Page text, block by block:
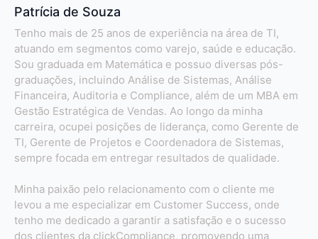
Patrícia de Souza
Tenho mais de 25 anos de experiência na área de TI,
atuando em segmentos como varejo, saúde e educação.
Sou graduada em Matemática e possuo diversas pós-
graduações, incluindo Análise de Sistemas, Análise
Financeira, Auditoria e Compliance, além de um MBA em
Gestão Estratégica de Vendas. Ao longo da minha
carreira, ocupei posições de liderança, como Gerente de
TI, Gerente de Projetos e Coordenadora de Sistemas,
sempre focada em entregar resultados de qualidade.
Minha paixão pelo relacionamento com o cliente me
levou a me especializar em Customer Success, onde
tenho me dedicado a garantir a satisfação e o sucesso
dos clientes da clickCompliance, promovendo uma